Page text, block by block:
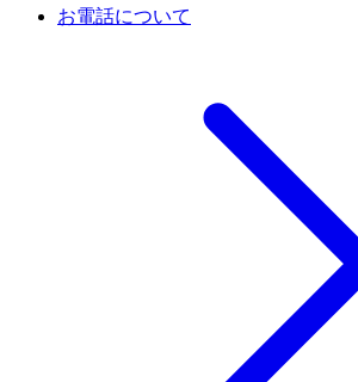
お電話について